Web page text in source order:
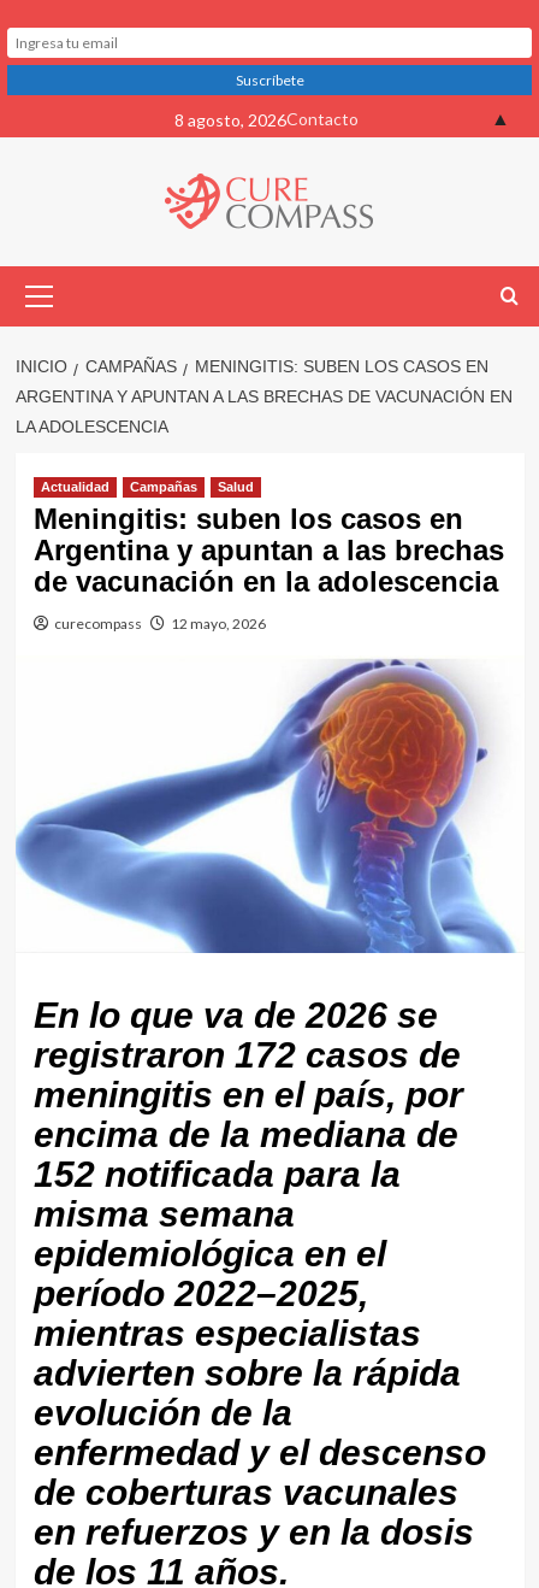
al
8 agosto, 2026Contacto
primario
INICIO CAMPAÑAS
MENINGITIS: SUBEN LOS CASOS EN
ARGENTINA Y APUNTAN A LAS BRECHAS DE VACUNACIÓN EN
LA ADOLESCENCIA
Actualidad Campañas Salud
Meningitis: suben los casos en
Argentina y apuntan a las brechas
de vacunación en la adolescencia
curecompass 12 mayo, 2026
En lo que va de 2026 se
registraron 172 casos de
meningitis en el país, por
encima de la mediana de
152 notificada para la
misma semana
epidemiológica en el
período 2022–2025,
mientras especialistas
advierten sobre la rápida
evolución de la
enfermedad y el descenso
de coberturas vacunales
en refuerzos y en la dosis
de los 11 años.
▲